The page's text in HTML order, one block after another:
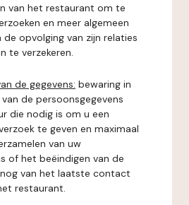
van het restaurant om te
en meer algemeen
opvolging van zijn relaties
te verzekeren.
de gegevens: bewaring in
de persoonsgegevens
die nodig is om u een
te geven en maximaal
van uw
of het beëindigen van de
van het laatste contact
restaurant.